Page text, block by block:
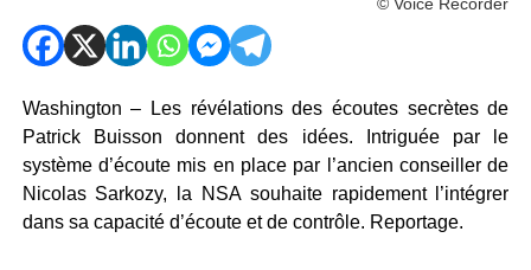
Washington – Les révélations des écoutes secrètes de
Patrick Buisson donnent des idées. Intriguée par le
système d’écoute mis en place par l’ancien conseiller de
Nicolas Sarkozy, la NSA souhaite rapidement l’intégrer
dans sa capacité d’écoute et de contrôle. Reportage.